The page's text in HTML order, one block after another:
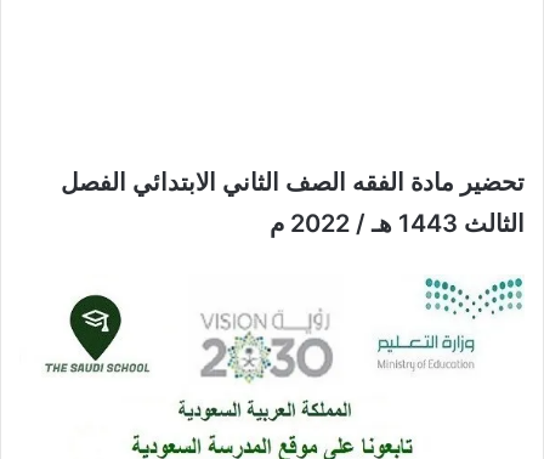
تحضير مادة الفقه الصف الثاني الابتدائي الفصل
الثالث 1443 هـ / 2022 م